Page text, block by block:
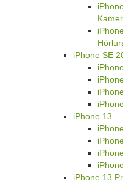
iPhone SE
iPhone 13
iPhone 13